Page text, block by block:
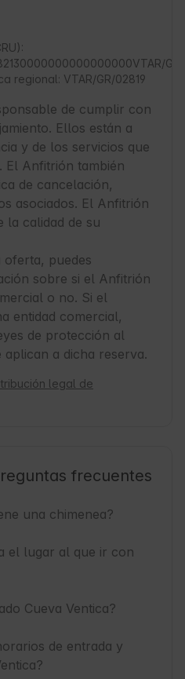
regional: VTAR/GR/02819
de cumplir con
Ellos están a
y de los servicios que
El Anfitrión también
de cancelación,
asociados. El Anfitrión
la calidad de su
oferta, puedes
sobre si el Anfitrión
o no. Si el
entidad comercial,
de protección al
a dicha reserva.
legal de
frecuentes
una chimenea?
el lugar al que ir con
Cueva Ventica?
de entrada y